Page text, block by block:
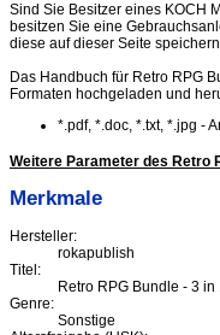
Sind Sie Besitzer eines KOCH
besitzen Sie eine
diese auf dieser Seite
Das Handbuch für Retro RPG
Formaten hochgeladen und
*.pdf, *.doc, *.txt, *.jpg -
Weitere Parameter des Retro
Merkmale
Hersteller:
rokapublish
Titel:
Retro RPG Bundle - 3 in
Genre:
Sonstige